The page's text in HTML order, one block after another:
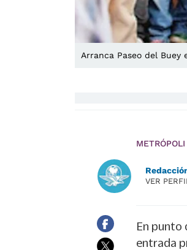
Arranca Paseo del Buey
METRÓPOLI
VER
En punto
entrada